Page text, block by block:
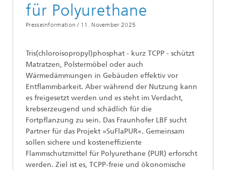
für Polyurethane
Presseinformation / 11. November 2025
Tris(chloroisopropyl)phosphat - kurz TCPP - schützt
Matratzen, Polstermöbel oder auch
Wärmedämmungen in Gebäuden effektiv vor
Entflammbarkeit. Aber während der Nutzung kann
es freigesetzt werden und es steht im Verdacht,
krebserzeugend und schädlich für die
Fortpflanzung zu sein. Das Fraunhofer LBF sucht
Partner für das Projekt »SuFlaPUR«. Gemeinsam
sollen sichere und kosteneffiziente
Flammschutzmittel für Polyurethane (PUR) erforscht
werden. Ziel ist es, TCPP-freie und ökonomische